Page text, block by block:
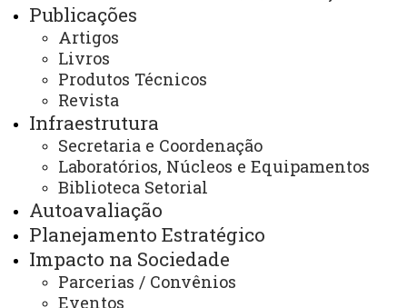
Publicações
Artigos
Livros
Produtos Técnicos
Revista
Infraestrutura
Secretaria e Coordenação
Laboratórios, Núcleos e Equipamentos
Biblioteca Setorial
Autoavaliação
Planejamento Estratégico
Impacto na Sociedade
Parcerias / Convênios
Eventos
13:00 às 17:00
toledo.ppgfilosofia@unioeste.br
Você está aqui:Unioeste
PPGFil - Pós Graduação em Mestrado em Filosofia
Disciplinas
Calendário Acadêmico